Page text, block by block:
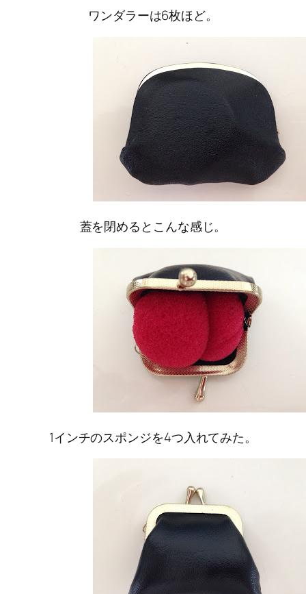
ワンダラーは6枚ほど。
蓋を閉めるとこんな感じ。
1インチのスポンジを4つ入れてみた。